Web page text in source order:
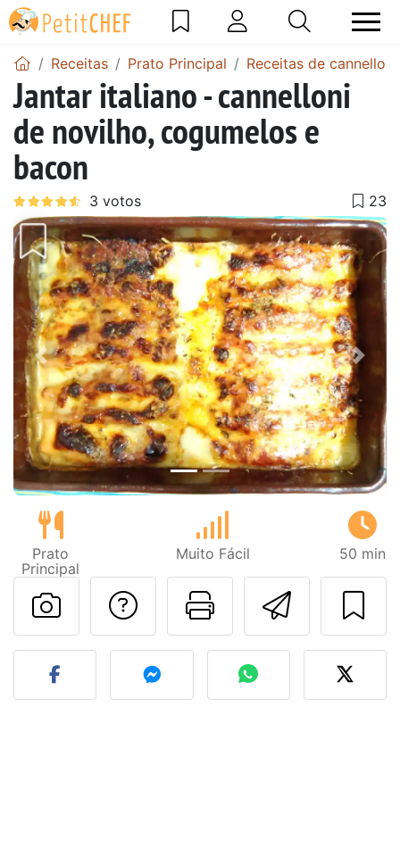
Receitas Prato Principal Receitas de cannelloni
Jantar italiano - cannelloni
de novilho, cogumelos e
bacon
Anterior Next
Prato
Principal
Muito Fácil 50 min
Imprima
Falar com o autor
Fez esta receita?